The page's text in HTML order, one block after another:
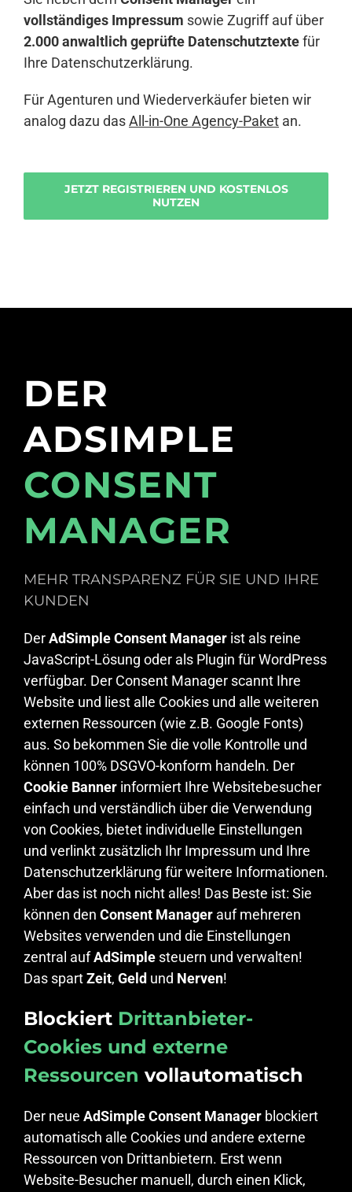
vollständiges Impressum sowie Zugriff auf über
2.000 anwaltlich geprüfte Datenschutztextefür
Ihre Datenschutzerklärung.
Für Agenturen und Wiederverkäufer bieten wir
analog dazu dasAll-in-One Agency-Paket an.
JETZT REGISTRIEREN UND KOSTENLOS
NUTZEN
DER
ADSIMPLE
CONSENT
MANAGER
MEHR TRANSPARENZ FÜR SIE UND IHRE
KUNDEN
DerAdSimple Consent Manager ist als reine
JavaScript-Lösung oder als Plugin für WordPress
verfügbar. Der Consent Manager scannt Ihre
Website und liest alle Cookies und alle weiteren
externen Ressourcen (wie z.B. Google Fonts)
aus. So bekommen Sie die volle Kontrolle und
können 100% DSGVO-konform handeln. Der
Cookie Banner informiert Ihre Websitebesucher
einfach und verständlich über die Verwendung
von Cookies, bietet individuelle Einstellungen
und verlinkt zusätzlich Ihr Impressum und Ihre
Datenschutzerklärung für weitere Informationen.
Aber das ist noch nicht alles! Das Beste ist: Sie
können den Consent Manager auf mehreren
Websites verwenden und die Einstellungen
zentral aufAdSimple steuern und verwalten!
Das spartZeit, Geld und Nerven!
Blockiert Drittanbieter-
Cookies und externe
Ressourcen vollautomatisch
Der neue AdSimple Consent Manager blockiert
automatisch alle Cookies und andere externe
Ressourcen von Drittanbietern. Erst wenn
Website-Besucher manuell, durch einen Klick,